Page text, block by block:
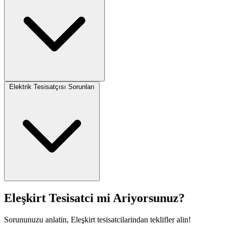
Elektrik Tesisatçısı Sorunları
Eleşkirt Tesisatci mi Ariyorsunuz?
Sorununuzu anlatin, Eleşkirt tesisatcilarindan teklifler alin!